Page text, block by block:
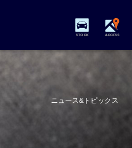
STOCK ACCESS
ニュース&トピックス